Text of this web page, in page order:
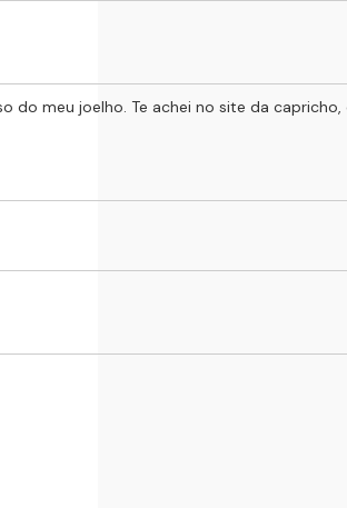
do meu joelho. Te achei no site da capricho,